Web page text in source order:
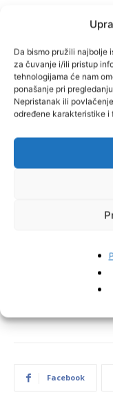
Da bismo pružili najbolje
za čuvanje i/ili pristup
tehnologijama će nam
ponašanje pri
Nepristanak ili
određene karakteristike i
Facebook